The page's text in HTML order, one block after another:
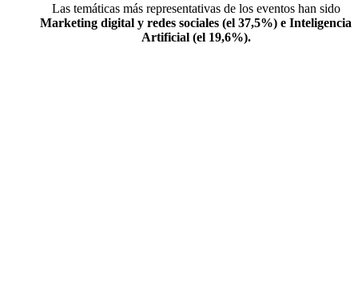
Las temáticas más representativas de los eventos han sido
Marketing digital y redes sociales (el 37,5%) e Inteligencia
Artificial (el 19,6%).